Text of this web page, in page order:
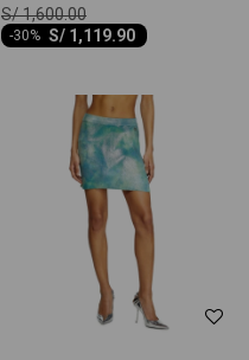
S/ 1,119.90
-30
S/1,600.00